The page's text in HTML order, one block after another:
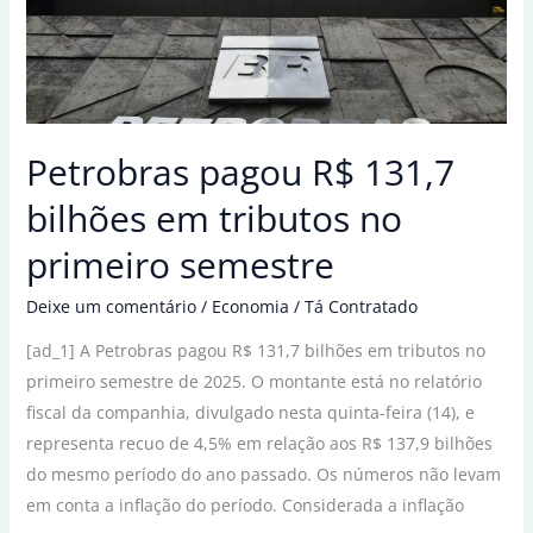
da
Petrobras
Petrobras pagou R$ 131,7
bilhões em tributos no
primeiro semestre
Deixe um comentário / Economia / Tá Contratado
[ad_1] A Petrobras pagou R$ 131,7 bilhões em tributos no
primeiro semestre de 2025. O montante está no relatório
fiscal da companhia, divulgado nesta quinta-feira (14), e
representa recuo de 4,5% em relação aos R$ 137,9 bilhões
do mesmo período do ano passado. Os números não levam
em conta a inflação do período. Considerada a inflação